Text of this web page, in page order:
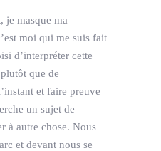
je masque ma
moi qui me suis fait
d’interpréter cette
que de
et faire preuve
un sujet de
à autre chose. Nous
et devant nous se